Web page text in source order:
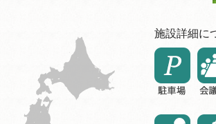
施設詳細に